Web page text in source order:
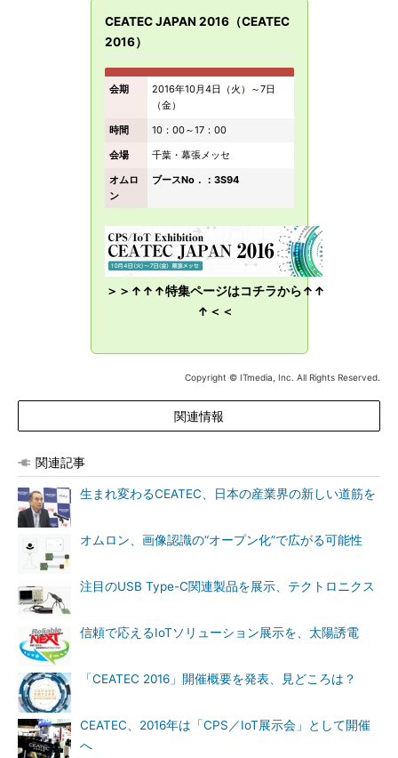
CEATEC JAPAN 2016（CEATEC
2016）
会期
2016年10月4日（火）～7日
（金）
時間
10：00～17：00
会場
千葉・幕張メッセ
オムロ
ン
ブースNo．：3S94
＞＞↑↑↑特集ページはコチラから↑↑
↑＜＜
Copyright © ITmedia, Inc. All Rights Reserved.
関連情報
関連記事
生まれ変わるCEATEC、日本の産業界の新しい道筋を
オムロン、画像認識の“オープン化”で広がる可能性
注目のUSB Type-C関連製品を展示、テクトロニクス
信頼で応えるIoTソリューション展示を、太陽誘電
「CEATEC 2016」開催概要を発表、見どころは？
CEATEC、2016年は「CPS／IoT展示会」として開催
へ